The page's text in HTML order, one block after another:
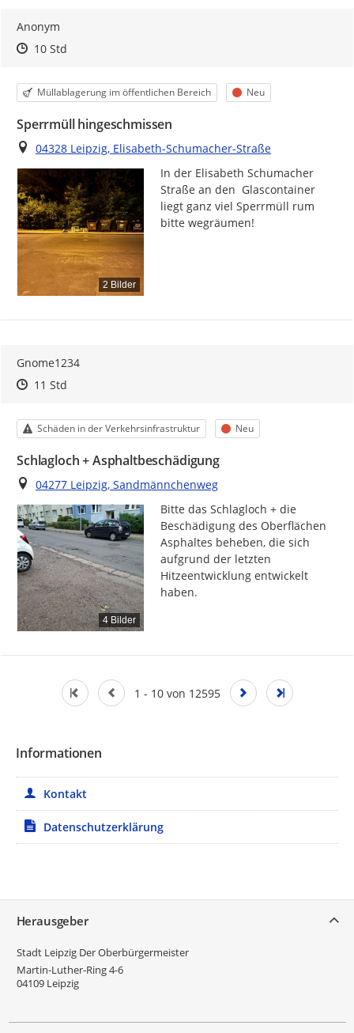
Anonym
Zeitpunkt des Erstellens
Zeitpunkt des Erstellens
10 StdZur Äußerung
Kategorie
Müllablagerung im öffentlichen Bereich Status
Neu
Sperrmüll hingeschmissen
Ort
04328 Leipzig, Elisabeth-Schumacher-Straße
2 Bilder
In der Elisabeth Schumacher
Straße an den  Glascontainer
liegt ganz viel Sperrmüll rum
bitte wegräumen!
Gnome1234
Zeitpunkt des Erstellens
Zeitpunkt des Erstellens
11 StdZur Äußerung
Kategorie
Schäden in der Verkehrsinfrastruktur Status
Neu
Schlagloch + Asphaltbeschädigung
Ort
04277 Leipzig, Sandmännchenweg
4 Bilder
Bitte das Schlagloch + die
Beschädigung des Oberflächen
Asphaltes beheben, die sich
aufgrund der letzten
Hitzeentwicklung entwickelt
haben.
1 - 10 von 12595
Informationen
Kontakt
Datenschutzerklärung
Herausgeber
Stadt Leipzig Der Oberbürgermeister
Martin-Luther-Ring 4-6
04109 Leipzig